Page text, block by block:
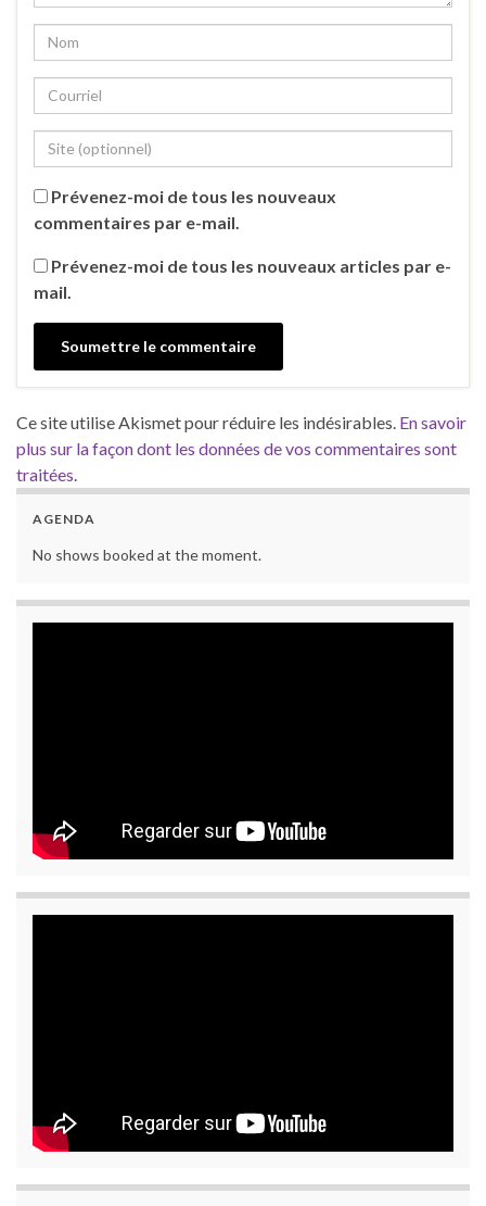
Prévenez-moi de tous les nouveaux
commentaires par e-mail.
Prévenez-moi de tous les nouveaux articles par e-
mail.
Ce site utilise Akismet pour réduire les indésirables. En savoir
plus sur la façon dont les données de vos commentaires sont
traitées
AGENDA
No shows booked at the moment.